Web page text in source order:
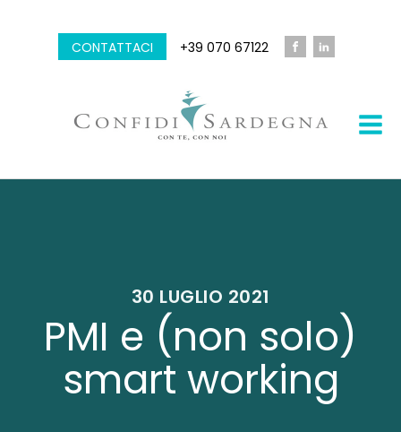
CONTATTACI +39 070 67122
30 LUGLIO 2021
PMI e (non solo)
smart working